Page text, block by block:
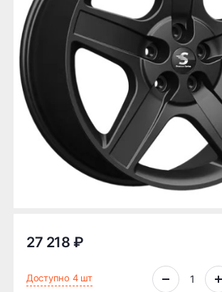
27 218 ₽
Доступно 4 шт